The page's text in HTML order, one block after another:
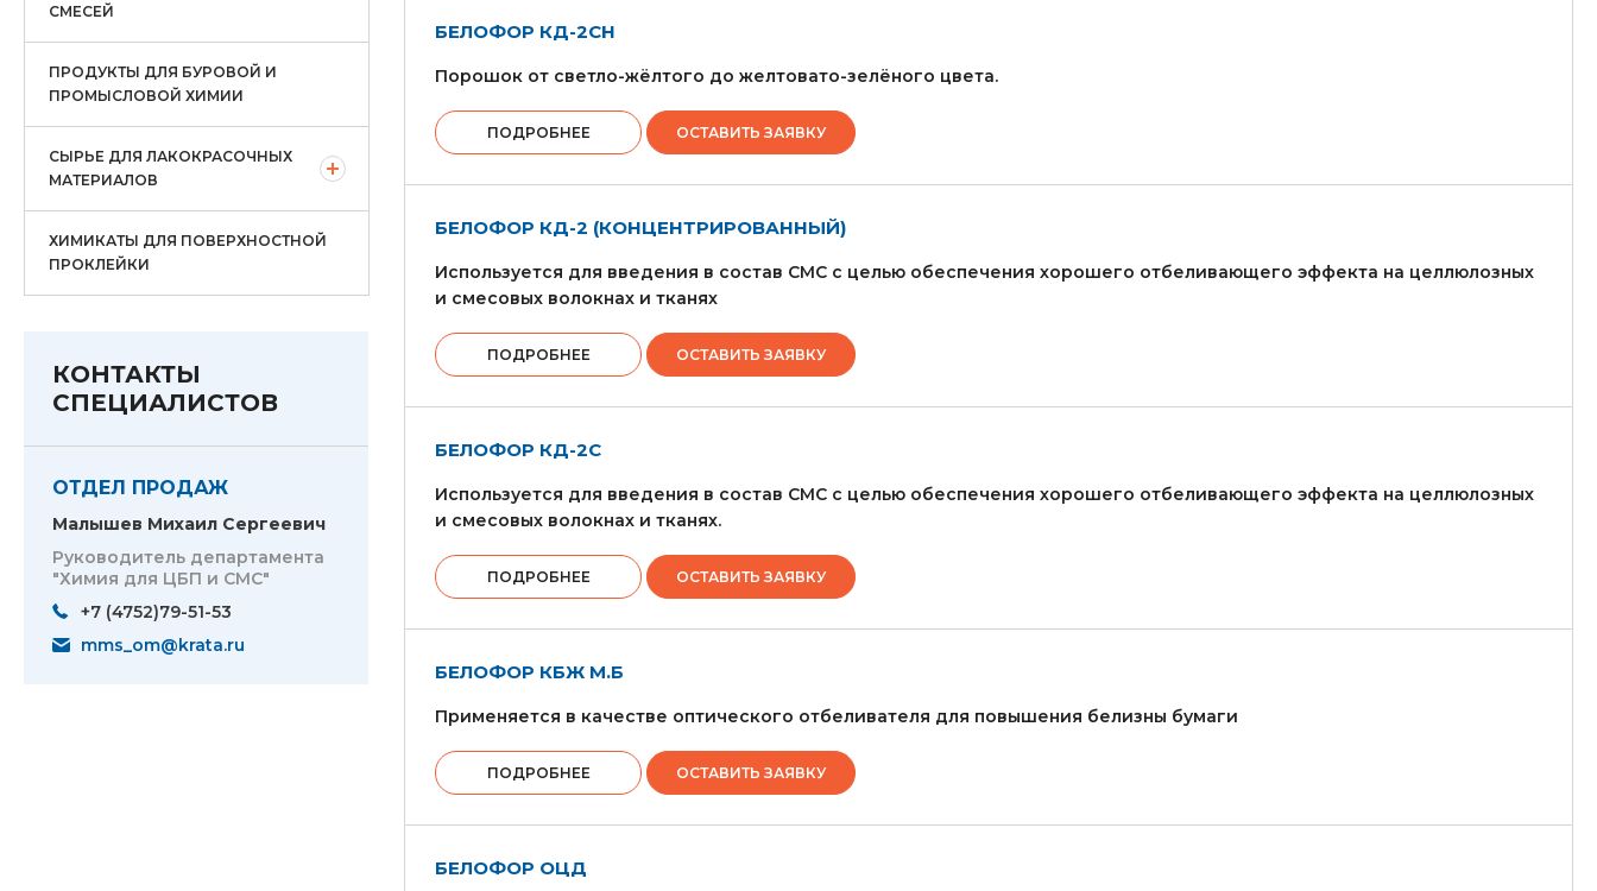
СМЕСЕЙ
ПРОДУКТЫ ДЛЯ БУРОВОЙ И
ПРОМЫСЛОВОЙ ХИМИИ
СЫРЬЕ ДЛЯ ЛАКОКРАСОЧНЫХ
МАТЕРИАЛОВ
ХИМИКАТЫ ДЛЯ ПОВЕРХНОСТНОЙ
ПРОКЛЕЙКИ
КОНТАКТЫ
СПЕЦИАЛИСТОВ
ОТДЕЛ ПРОДАЖ
Малышев Михаил Сергеевич
Руководитель департамента
"Химия для ЦБП и СМС"
+7 (4752)79-51-53
mms_om@krata.ru
БЕЛОФОР КД-2СН
Порошок от светло-жёлтого до желтовато-зелёного цвета.
ПОДРОБНЕЕ ОСТАВИТЬ ЗАЯВКУ
БЕЛОФОР КД-2 (КОНЦЕНТРИРОВАННЫЙ)
Используется для введения в состав СМС с целью обеспечения хорошего отбеливающего эффекта на целлюлозных
и смесовых волокнах и тканях
ПОДРОБНЕЕ ОСТАВИТЬ ЗАЯВКУ
БЕЛОФОР КД-2С
Используется для введения в состав СМС с целью обеспечения хорошего отбеливающего эффекта на целлюлозных
и смесовых волокнах и тканях.
ПОДРОБНЕЕ ОСТАВИТЬ ЗАЯВКУ
БЕЛОФОР КБЖ М.Б
Применяется в качестве оптического отбеливателя для повышения белизны бумаги
ПОДРОБНЕЕ ОСТАВИТЬ ЗАЯВКУ
БЕЛОФОР ОЦД